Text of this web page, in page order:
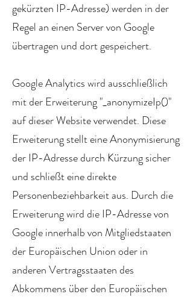
gekürzten IP-Adresse) werden in der
Regel an einen Server von Google
übertragen und dort gespeichert.
Google Analytics wird ausschließlich
mit der Erweiterung "_anonymizeIp()"
auf dieser Website verwendet. Diese
Erweiterung stellt eine Anonymisierung
der IP-Adresse durch Kürzung sicher
und schließt eine direkte
Personenbeziehbarkeit aus. Durch die
Erweiterung wird die IP-Adresse von
Google innerhalb von Mitgliedstaaten
der Europäischen Union oder in
anderen Vertragsstaaten des
Abkommens über den Europäischen